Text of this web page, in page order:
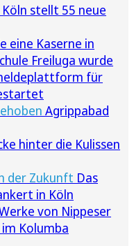
Köln stellt 55 neue
eine Kaserne in
Freiluga wurde
für
Agrippabad
hinter die Kulissen
der Zukunft Das
in Köln
von Nippeser
Kolumba